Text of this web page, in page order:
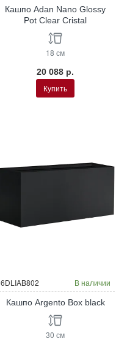
Кашпо Adan Nano Glossy
Pot Clear Cristal
18 см
20 088 р.
Купить
6DLIAB802 В наличии
Кашпо Argento Box black
30 см